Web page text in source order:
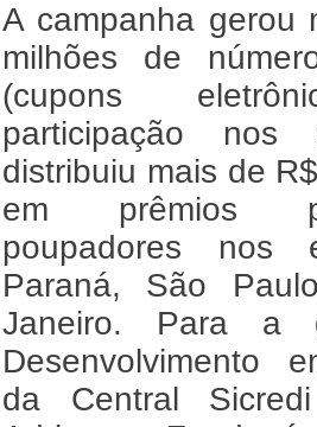
A campanha gerou
milhões de
(cupons
participação nos
distribuiu mais de
em prêmios
poupadores nos
Paraná, São
Janeiro. Para a
Desenvolvimento
da Central